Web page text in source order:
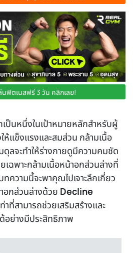
นฟิตเนสฟรี 3 วัน คลิกเลย!
ป็นหนึ่งในเป้าหมายหลักสำหรับผู้
แข็งแรงและสมส่วน กล้ามเนื้อ
ลจะทำให้ร่างกายดูมีความคมชัด
เฉพาะกล้ามเนื้อหน้าอกส่วนล่างที่
ความนี้จะพาคุณไปเจาะลึกเกี่ยว
อกส่วนล่างด้วย Decline
าที่สามารถช่วยเสริมสร้างและ
อย่างมีประสิทธิภาพ